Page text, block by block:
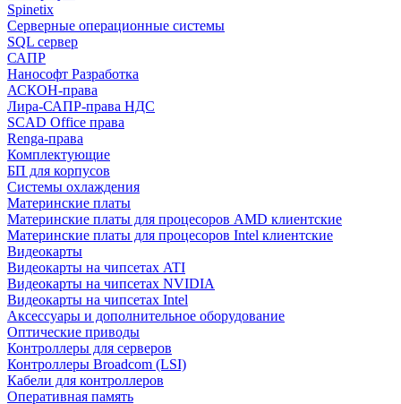
Spinetix
Серверные операционные системы
SQL сервер
САПР
Нанософт Разработка
АСКОН-права
Лира-САПР-права НДС
SCAD Office права
Renga-права
Комплектующие
БП для корпусов
Системы охлаждения
Материнские платы
Материнские платы для процесоров AMD клиентские
Материнские платы для процесоров Intel клиентские
Видеокарты
Видеокарты на чипсетах ATI
Видеокарты на чипсетах NVIDIA
Видеокарты на чипсетах Intel
Аксессуары и дополнительное оборудование
Оптические приводы
Контроллеры для серверов
Контроллеры Broadcom (LSI)
Кабели для контроллеров
Оперативная память